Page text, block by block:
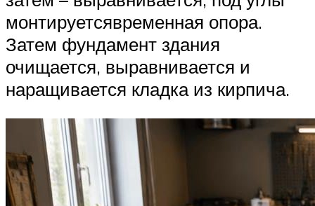
монтируетсявременная опора.
Затем фундамент здания
очищается, выравнивается и
наращивается кладка из кирпича.